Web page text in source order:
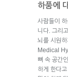
하품에
사람들이
니다. 그리
뇌를 시원
Medical
뼈 속 공간
하게 한다